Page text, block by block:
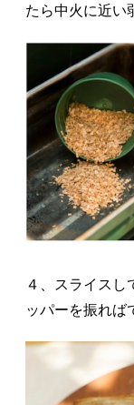
たら中火に近い
４、スライスし
ッパーを振れば